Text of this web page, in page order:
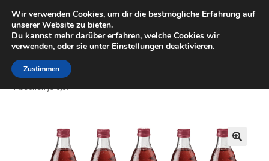
Zur
Navigation
springen
Zum
Inhalt
springen
Minigolfartikel
Shop
Mein Konto
Start Getränke
Flaschen je 0,5l
🔍
Wir verwenden Cookies, um dir die bestmögliche Erfahrung auf
unserer Website zu bieten.
Du kannst mehr darüber erfahren, welche Cookies wir
verwenden, oder sie unter Einstellungen deaktivieren.
Zustimmen